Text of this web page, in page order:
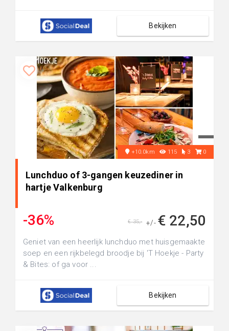
Bekijken
+10.0km 115 3 0
Lunchduo of 3-gangen keuzediner in
hartje Valkenburg
-36% +/- € 22,50
€ 35,-
Geniet van een heerlijk lunchduo met huisgemaakte
soep en een rijkbelegd broodje bij 'T Hoekje - Party
& Bites: of ga voor ...
Bekijken